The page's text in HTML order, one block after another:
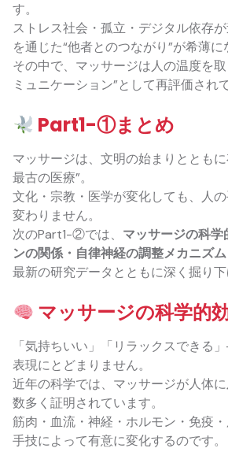
す。
ストレス社会・孤立・デジタル依存
を通じた“他者とのつながり”が希薄に
その中で、マッサージは人の温度を
ミュニケーション”として再評価され
Part1-①まとめ
マッサージは、文明の始まりととも
最古の医療”。
文化・宗教・医学が変化しても、人
変わりません。
次のPart1-②では、 マッサージの科
ンの関係・自律神経の調整メカニズム
最新の研究データとともに深く掘り下
マッサージの科学的
「気持ちいい」「リラックスできる
表現にとどまりません。
近年の科学では、マッサージが人体
数多く証明されています。
筋肉・血流・神経・ホルモン・免疫・
手技によって有意に変化するのです。